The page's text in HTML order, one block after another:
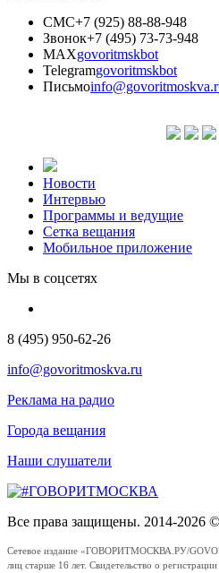
СМС+7 (925) 88-88-948
Звонок+7 (495) 73-73-948
MAXgovoritmskbot
Telegramgovoritmskbot
Письмо
Новости
Интервью
Программы и ведущие
Сетка вещания
Мобильное приложение
Мы в соцсетях
8 (495) 950-62-26
info@govoritmoskva.ru
Реклама на радио
Города вещания
Наши слушатели
Все права защищены. 2014-2026
Сетевое издание «ГОВОРИТМОСКВА.РУ/
лиц старше 16 лет. Свидетельство о